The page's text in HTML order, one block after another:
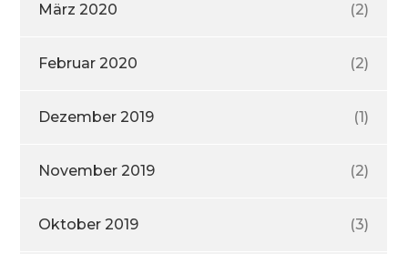
März 2020 (2)
Februar 2020 (2)
Dezember 2019 (1)
November 2019 (2)
Oktober 2019 (3)